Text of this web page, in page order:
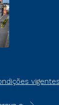
vigentes